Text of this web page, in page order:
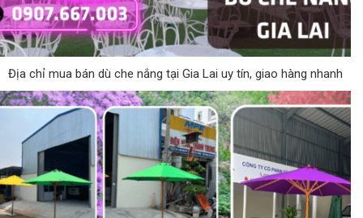
Địa chỉ mua bán dù che nắng tại Gia Lai uy tín, giao hàng nhanh